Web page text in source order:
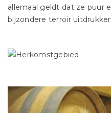
allemaal geldt dat ze puur
bijzondere terroir